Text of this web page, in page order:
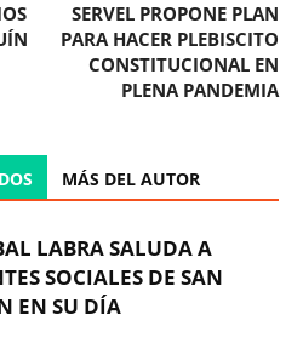
SERVEL PROPONE PLAN
PARA HACER PLEBISCITO
CONSTITUCIONAL EN
PLENA PANDEMIA
MÁS DEL AUTOR
LABRA SALUDA A
SOCIALES DE SAN
EN SU DÍA